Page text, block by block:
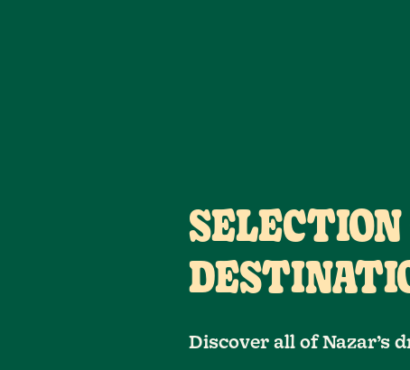
SELECTION
Discover all of Nazar’s